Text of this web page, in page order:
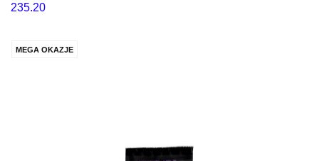
235.20
MEGA OKAZJE